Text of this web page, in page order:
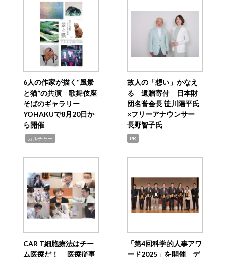
6人の作家が描く“風景
と猫”の共演 歌舞伎座
そばのギャラリー
YOHAKUで8月20日か
ら開催
カルチャー
故人の「想い」かなえ
る 遺贈寄付 日本財
団名誉会長 笹川陽平氏
×フリーアナウンサー
長野智子氏
PR
CAR T細胞療法はチー
ム医療だ！ 医療従事
「第4回科学的人事アワ
ード2025」を開催 デ